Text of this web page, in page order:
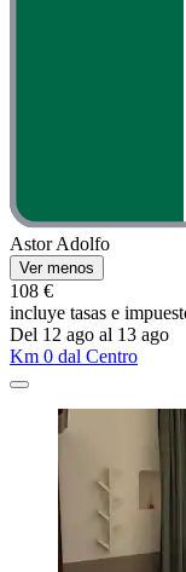
Astor Adolfo
Ver menos
108 €
incluye tasas e
Del 12 ago al 13 ago
Km 0 dal Centro